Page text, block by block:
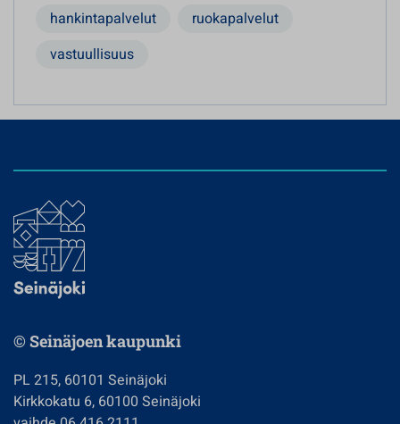
hankintapalvelut
ruokapalvelut
vastuullisuus
© Seinäjoen kaupunki
PL 215, 60101 Seinäjoki
Kirkkokatu 6, 60100 Seinäjoki